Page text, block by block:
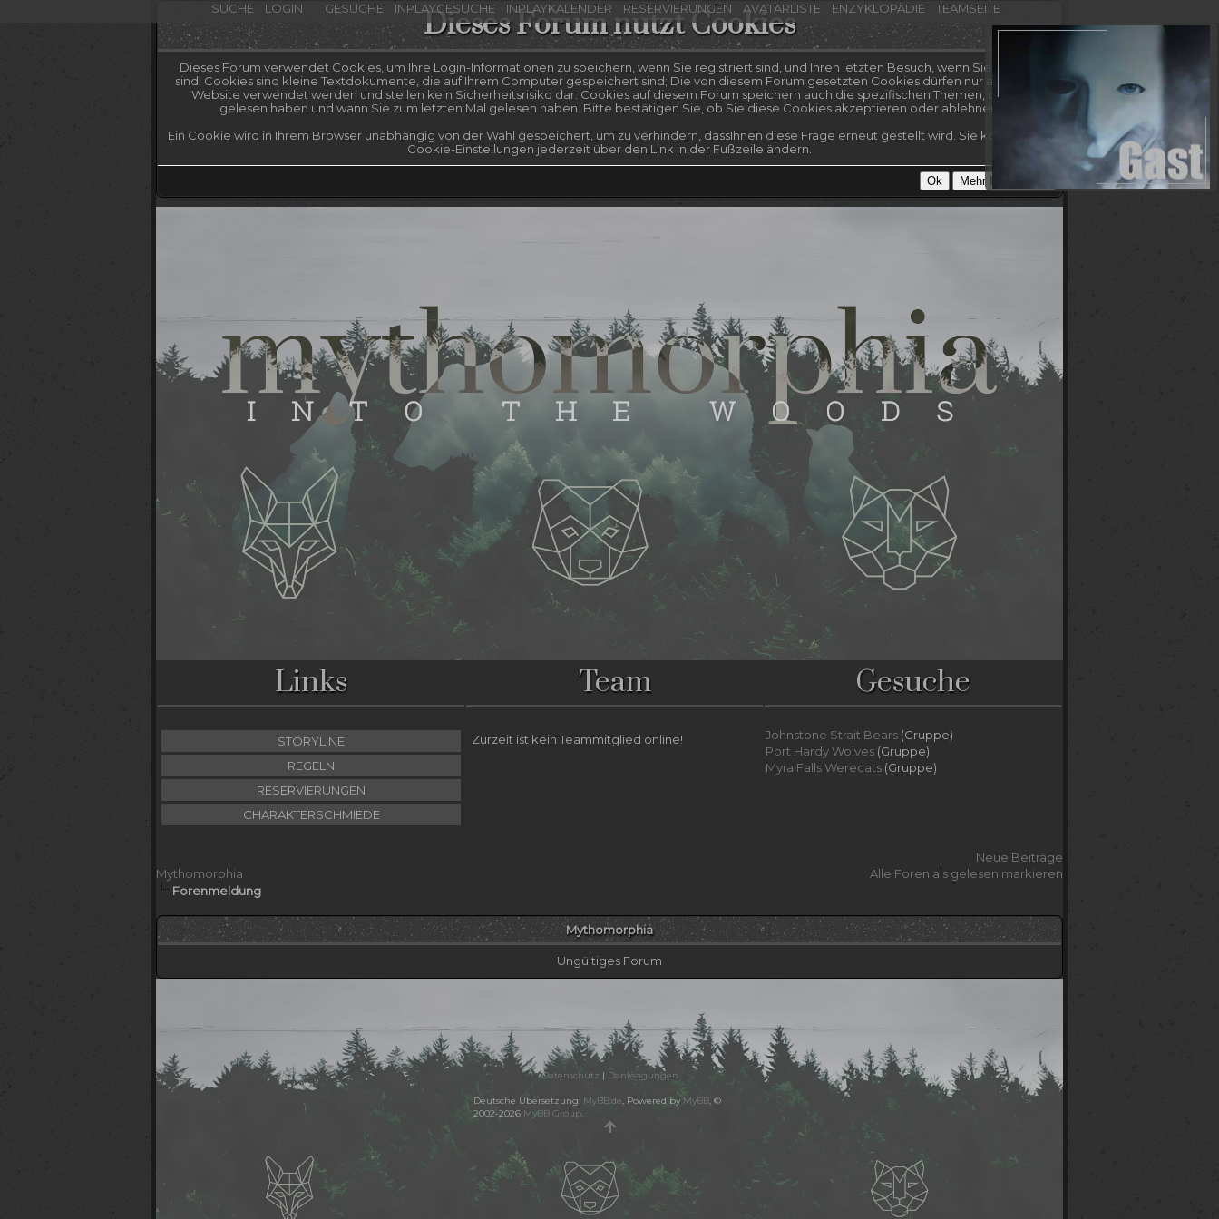
SUCHE LOGIN GESUCHE INPLAYGESUCHE INPLAYKALENDER RESERVIERUNGEN AVATARLISTE ENZYKLOPÄDIE TEAMSEITE
Dieses Forum nutzt Cookies
Dieses Forum verwendet Cookies, um Ihre Login-Informationen zu speichern, wenn Sie registriert sind, und Ihren letzten Besuch, wenn Sie es nicht
sind. Cookies sind kleine Textdokumente, die auf Ihrem Computer gespeichert sind; Die von diesem Forum gesetzten Cookies dürfen nur auf dieser
Website verwendet werden und stellen kein Sicherheitsrisiko dar. Cookies auf diesem Forum speichern auch die spezifischen Themen, die Sie
gelesen haben und wann Sie zum letzten Mal gelesen haben. Bitte bestätigen Sie, ob Sie diese Cookies akzeptieren oder ablehnen.
Ein Cookie wird in Ihrem Browser unabhängig von der Wahl gespeichert, um zu verhindern, dassIhnen diese Frage erneut gestellt wird. Sie können Ihre
Cookie-Einstellungen jederzeit über den Link in der Fußzeile ändern.
Links Team Gesuche
STORYLINE
REGELN
RESERVIERUNGEN
CHARAKTERSCHMIEDE
Zurzeit ist kein Teammitglied online! Johnstone Strait Bears (Gruppe)
Port Hardy Wolves (Gruppe)
Myra Falls Werecats (Gruppe)
Neue Beiträge
Alle Foren als gelesen markieren
Mythomorphia
Forenmeldung
Mythomorphia
Ungültiges Forum
Datenschutz | Danksagungen
Deutsche Übersetzung: MyBB.de, Powered by MyBB, ©
2002-2026 MyBB Group.